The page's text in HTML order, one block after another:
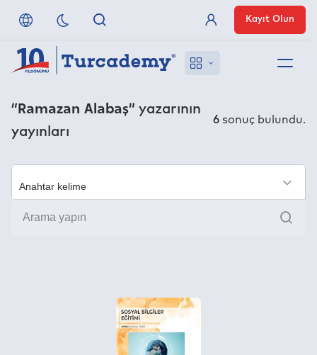
Referanslarımız
Uzaktan Erişim
Nasıl Erişirim
Üye Girişi
Kayıt Olun
“Ramazan Alabaş” yazarının
yayınları
6 sonuç bulundu.
Ara